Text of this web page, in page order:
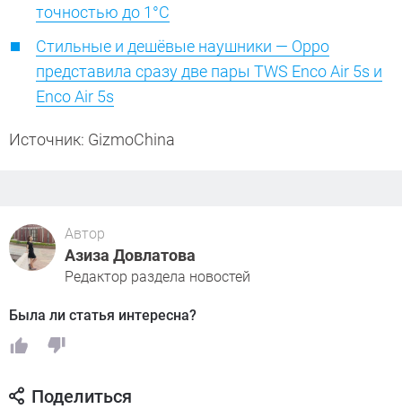
точностью до 1°C
Стильные и дешёвые наушники — Oppo
представила сразу две пары TWS Enco Air 5s и
Enco Air 5s
Источник: GizmoChina
Автор
Азиза Довлатова
Редактор раздела новостей
Была ли статья интересна?
Поделиться